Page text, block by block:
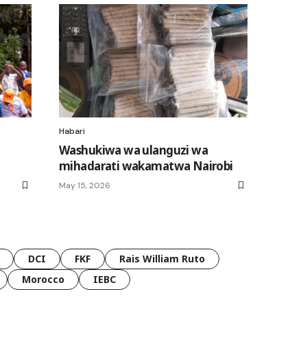
Habari
Washukiwa wa ulanguzi wa
mihadarati wakamatwa Nairobi
May 15, 2026
DCI FKF
Rais William Ruto
Morocco IEBC